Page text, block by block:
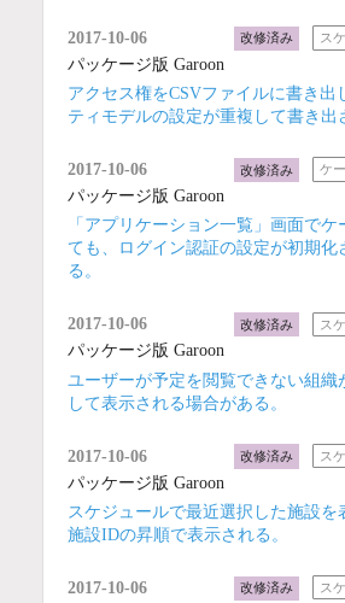
2017-10-06 改修済み ス
パッケージ版 Garoon
アクセス権をCSVファイルに書き出
ティモデルの設定が重複して書き出
2017-10-06 改修済み ケ
パッケージ版 Garoon
「アプリケーション一覧」画面で
ても、ログイン認証の設定が初期化
る。
2017-10-06 改修済み ス
パッケージ版 Garoon
ユーザーが予定を閲覧できない組織
して表示される場合がある。
2017-10-06 改修済み ス
パッケージ版 Garoon
スケジュールで最近選択した施設を
施設IDの昇順で表示される。
2017-10-06 改修済み ス